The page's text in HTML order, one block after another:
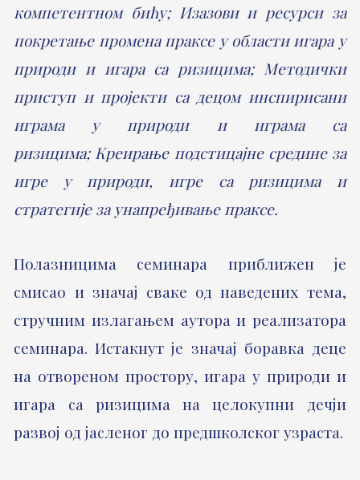
компетентном бићу; Изазови и ресурси за
покретање промена праксе у области игара у
природи и игара са ризицима; Методички
приступ и пројекти са децом инспирисани
играма у природи и играма са
ризицима; Креирање подстицајне средине за
игре у природи, игре са ризицима и
стратегије за унапређивање праксе.
Полазницима семинара приближен је
смисао и значај сваке од наведених тема,
стручним излагањем аутора и реализатора
семинара. Истакнут је значај боравка деце
на отвореном простору, игара у природи и
игара са ризицима на целокупни дечји
развој од јасленог до предшколског узраста.